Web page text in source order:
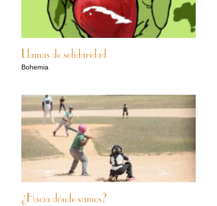
Llamas de solidaridad
Bohemia
¿Hacia dónde vamos?